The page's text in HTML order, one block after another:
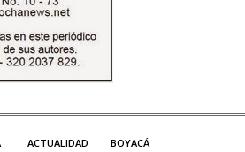
ACTUALIDAD BOYACÁ